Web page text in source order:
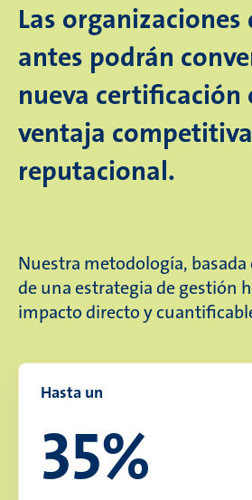
Las organizaciones
antes podrán
nueva certificación
ventaja
reputacional.
Nuestra metodología,
de una estrategia de gestión
impacto directo y
Hasta un
35%